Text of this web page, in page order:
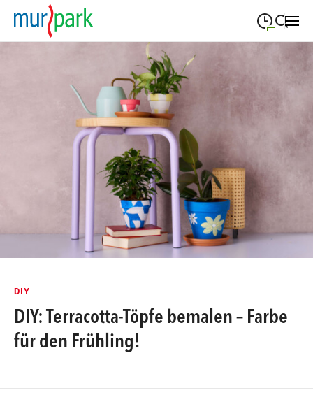
Suche schließen
09:00
09:00
09:00
09:00—18:00
DIY
DIY: Terracotta-Töpfe bemalen – Farbe
für den Frühling!